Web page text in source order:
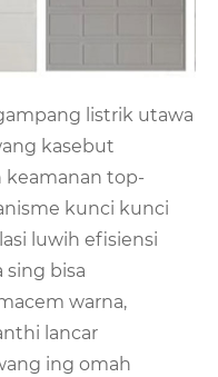
listrik utawa
kasebut
keamanan top-
kunci kunci
luwih efisiensi
sing bisa
warna,
lancar
ing omah